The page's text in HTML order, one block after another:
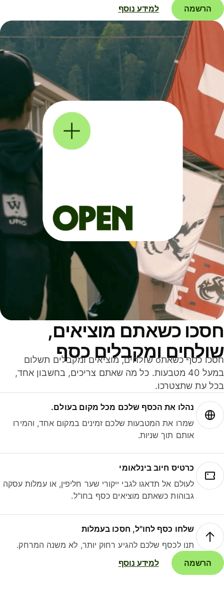
הרשמה למידע נוסף
כשאתם מוציאים,
ומקבלים כסף
חסכו כסף כשאתo שולחים, מוציאים ומקבלים תשלום
במעל 40 מטבעות. כל מה שאתם צריכים, בחשבון אחד,
עת שתצטרכו.
נהלו את הכסף שלכם מכל מקום בעולם.
שמרו את המטבעות שלכם זמינים במקום אחד, והמירו
אותם תוך שניות.
כרטיס חיוב בינלאומי
לעולם אל תדאגו לגבי ייקורי שער חליפין, או עמלות עסקה
גבוהות כשאתם מוציאים כסף בחו"ל.
שלחו כסף לחו"ל, חסכו בעמלות
תנו לכסף שלכם להגיע רחוק יותר, לא משנה המרחק.
הרשמה
למידע נוסף